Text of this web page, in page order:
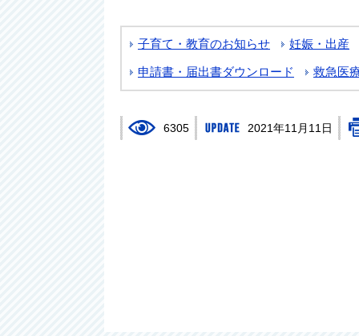
子育て・教育のお知らせ 妊娠・出産
申請書・届出書ダウンロード 救急医
6305 2021年11月11日